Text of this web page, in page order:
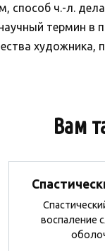
способ ч.-л.
термин в
художника,
Вам
воспаление